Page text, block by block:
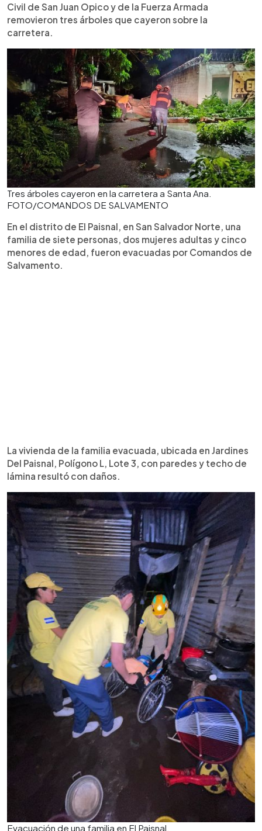
Civil de San Juan Opico y de la Fuerza Armada
removieron tres árboles que cayeron sobre la
carretera.
Tres árboles cayeron en la carretera a Santa Ana.
FOTO/COMANDOS DE SALVAMENTO
En el distrito de El Paisnal, en San Salvador Norte, una
familia de siete personas, dos mujeres adultas y cinco
menores de edad, fueron evacuadas por Comandos de
Salvamento.
La vivienda de la familia evacuada, ubicada en Jardines
Del Paisnal, Polígono L, Lote 3, con paredes y techo de
lámina resultó con daños.
Evacuación de una familia en El Paisnal.